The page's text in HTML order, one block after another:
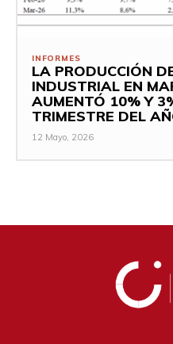
INFORMES
LA PRODUCCIÓN
INDUSTRIAL EN
AUMENTÓ 10% Y
TRIMESTRE DEL
12 Mayo, 2026